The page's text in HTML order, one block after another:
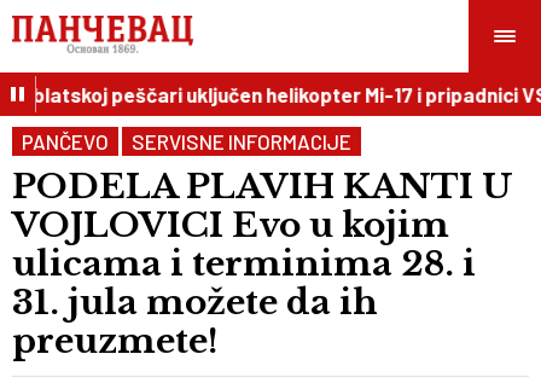
peščari uključen helikopter Mi-17 i pripadnici VS
PANČEVO
SERVISNE INFORMACIJE
PODELA PLAVIH KANTI U
VOJLOVICI Evo u kojim
ulicama i terminima 28. i
31. jula možete da ih
preuzmete!